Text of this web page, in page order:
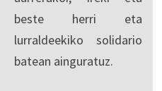
beste herri eta
lurraldeekiko solidario
batean ainguratuz.